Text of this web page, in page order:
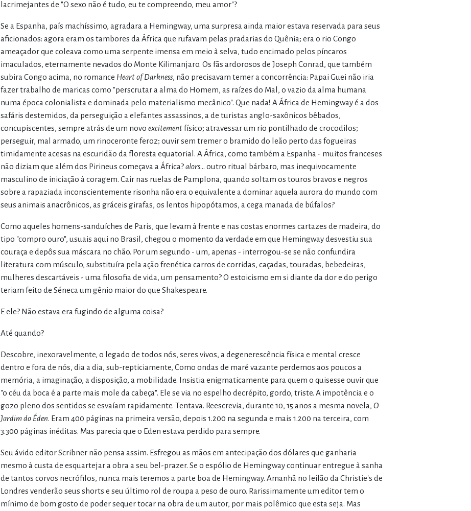
lacrimejantes de "O sexo não é tudo, eu te compreendo, meu amor"?
Se a Espanha, país machíssimo, agradara a Hemingway, uma surpresa ainda maior estava reservada para seus
aficionados: agora eram os tambores da África que rufavam pelas pradarias do Quênia; era o rio Congo
ameaçador que coleava como uma serpente imensa em meio à selva, tudo encimado pelos píncaros
imaculados, eternamente nevados do Monte Kilimanjaro. Os fãs ardorosos de Joseph Conrad, que também
subira Congo acima, no romance Heart of Darkness, não precisavam temer a concorrência: Papai Guei não iria
fazer trabalho de maricas como "perscrutar a alma do Homem, as raízes do Mal, o vazio da alma humana
numa época colonialista e dominada pelo materialismo mecânico". Que nada! A África de Hemingway é a dos
safáris destemidos, da perseguição a elefantes assassinos, a de turistas anglo-saxônicos bêbados,
concupiscentes, sempre atrás de um novo excitementfísico; atravessar um rio pontilhado de crocodilos;
perseguir, mal armado, um rinoceronte feroz; ouvir sem tremer o bramido do leão perto das fogueiras
timidamente acesas na escuridão da floresta equatorial. A África, como também a Espanha - muitos franceses
não diziam que além dos Pirineus começava a África?alors... outro ritual bárbaro, mas inequivocamente
masculino de iniciação à coragem. Cair nas ruelas de Pamplona, quando soltam os touros bravos e negros
sobre a rapaziada inconscientemente risonha não era o equivalente a dominar aquela aurora do mundo com
seus animais anacrônicos, as gráceis girafas, os lentos hipopótamos, a cega manada de búfalos?
Como aqueles homens-sanduíches de Paris, que levam à frente e nas costas enormes cartazes de madeira, do
tipo "compro ouro", usuais aqui no Brasil, chegou o momento da verdade em que Hemingway desvestiu sua
couraça e depôs sua máscara no chão. Por um segundo - um, apenas - interrogou-se se não confundira
literatura com músculo, substituíra pela ação frenética carros de corridas, caçadas, touradas, bebedeiras,
mulheres descartáveis - uma filosofia de vida, um pensamento? O estoicismo em si diante da dor e do perigo
teriam feito de Séneca um gênio maior do que Shakespeare.
E ele? Não estava era fugindo de alguma coisa?
Até quando?
Descobre, inexoravelmente, o legado de todos nós, seres vivos, a degenerescência física e mental cresce
dentro e fora de nós, dia a dia, sub-repticiamente, Como ondas de maré vazante perdemos aos poucos a
memória, a imaginação, a disposição, a mobilidade. Insistia enigmaticamente para quem o quisesse ouvir que
"o céu da boca é a parte mais mole da cabeça". Ele se via no espelho decrépito, gordo, triste. A impotência e o
gozo pleno dos sentidos se esvaíam rapidamente. Tentava. Reescrevia, durante 10, 15 anos a mesma novela, O
Jardim do Éden. Eram 400 páginas na primeira versão, depois 1.200 na segunda e mais 1.200 na terceira, com
3.300 páginas inéditas. Mas parecia que o Eden estava perdido para sempre.
Seu ávido editor Scribner não pensa assim. Esfregou as mãos em antecipação dos dólares que ganharia
mesmo à custa de esquartejar a obra a seu bel-prazer. Se o espólio de Hemingway continuar entregue à sanha
de tantos corvos necrófilos, nunca mais teremos a parte boa de Hemingway. Amanhã no leilão da Christie's de
Londres venderão seus shorts e seu último rol de roupa a peso de ouro. Rarissimamente um editor tem o
mínimo de bom gosto de poder sequer tocar na obra de um autor, por mais polêmico que esta seja. Mas